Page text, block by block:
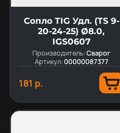
Сопло TIG Удл. (TS 9-
20-24-25) Ø8.0,
IGS0607
Производитель:Сварог
Артикул:00000087377
181 р.